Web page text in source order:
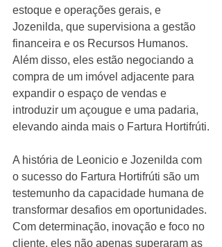
estoque e operações gerais, e
Jozenilda, que supervisiona a gestão
financeira e os Recursos Humanos.
Além disso, eles estão negociando a
compra de um imóvel adjacente para
expandir o espaço de vendas e
introduzir um açougue e uma padaria,
elevando ainda mais o Fartura Hortifrúti.
A história de Leonicio e Jozenilda com
o sucesso do Fartura Hortifrúti são um
testemunho da capacidade humana de
transformar desafios em oportunidades.
Com determinação, inovação e foco no
cliente, eles não apenas superaram as